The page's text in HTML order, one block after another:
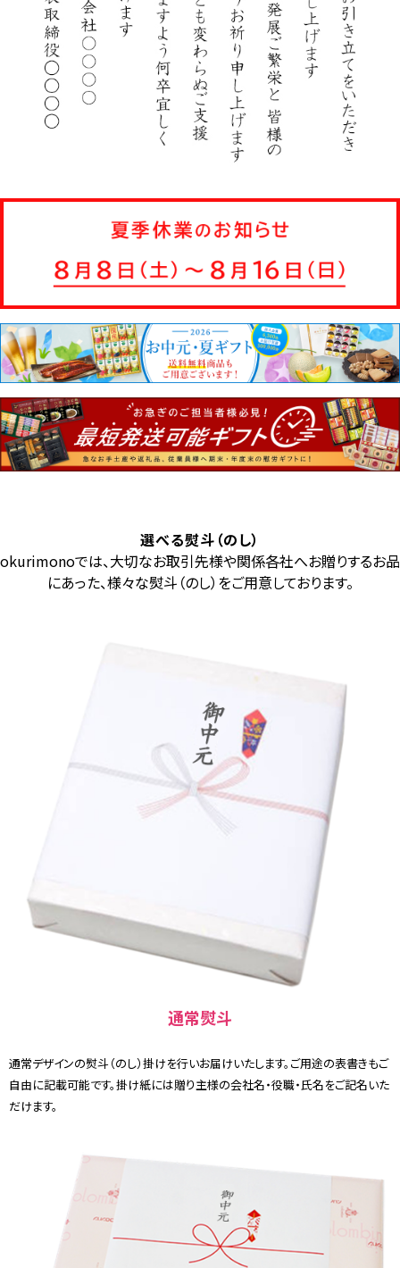
選べる熨斗（のし）
okurimonoでは、大切なお取引先様や関係各社へお贈りするお品
にあった、様々な熨斗（のし）をご用意しております。
通常熨斗
通常デザインの熨斗（のし）掛けを行いお届けいたします。ご用途の表書きもご
自由に記載可能です。掛け紙には贈り主様の会社名・役職・氏名をご記名いた
だけます。